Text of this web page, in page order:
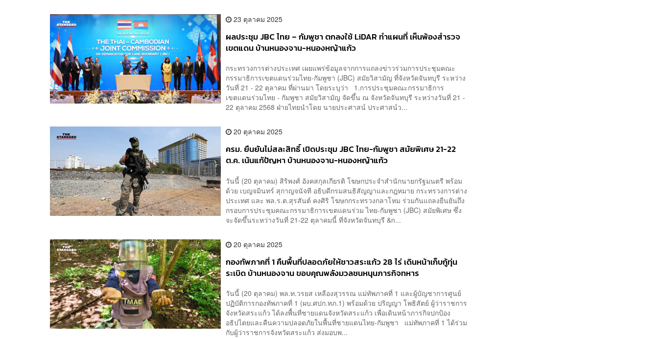
23 ตุลาคม 2025
ผลประชุม JBC ไทย – กัมพูชา ตกลงใช้ LiDAR ทำแผนที่ เห็นพ้องสำรวจ
เขตแดน บ้านหนองจาน-หนองหญ้าแก้ว
กระทรวงการต่างประเทศ เผยแพร่ข้อมูลจากการแถลงข่าวร่วมการประชุมคณะ
กรรมาธิการเขตแดนร่วมไทย-กัมพูชา (JBC) สมัยวิสามัญ ที่จังหวัดจันทบุรี ระหว่าง
วันที่ 21 - 22 ตุลาคม ที่ผ่านมา โดยระบุว่า 1.การประชุมคณะกรรมาธิการ
เขตแดนร่วมไทย - กัมพูชา สมัยวิสามัญ จัดขึ้น ณ จังหวัดจันทบุรี ระหว่างวันที่ 21 -
22 ตุลาคม 2568 ฝ่ายไทยนำโดย นายประศาสน์ ประศาสน์ว...
20 ตุลาคม 2025
ครม. ยืนยันไม่สละสิทธิ์ เปิดประชุม JBC ไทย-กัมพูชา สมัยพิเศษ 21-22
ต.ค. เน้นแก้ปัญหา บ้านหนองจาน-หนองหญ้าแก้ว
วันนี้ (20 ตุลาคม) สิริพงศ์ อังคสกุลเกียรติ โฆษกประจำสำนักนายกรัฐมนตรี พร้อม
ด้วย เบญจมินทร์ สุกาญจนัจที อธิบดีกรมสนธิสัญญาและกฎหมาย กระทรวงการต่าง
ประเทศ และ พล.ร.ต.สุรสันต์ คงศิริ โฆษกกระทรวงกลาโหม ร่วมกันแถลงยืนยันถึง
กรอบการประชุมคณะกรรมาธิการเขตแดนร่วม ไทย-กัมพูชา (JBC) สมัยพิเศษ ซึ่ง
จะจัดขึ้นระหว่างวันที่ 21-22 ตุลาคมนี้ ที่จังหวัดจันทบุรี &n...
20 ตุลาคม 2025
กองทัพภาคที่ 1 คืนพื้นที่ปลอดภัยให้ชาวสระแก้ว 28 ไร่ เดินหน้าเก็บกู้ทุ่น
ระเบิด บ้านหนองจาน ขอบคุณพลังมวลชนหนุนภารกิจทหาร
วันนี้ (20 ตุลาคม) พล.ท.วรยส เหลืองสุวรรณ แม่ทัพภาคที่ 1 และผู้บัญชาการศูนย์
ปฏิบัติการกองทัพภาคที่ 1 (ผบ.ศปก.ทภ.1) พร้อมด้วย ปริญญา โพธิสัตย์ ผู้ว่าราชการ
จังหวัดสระแก้ว ได้ลงพื้นที่ชายแดนจังหวัดสระแก้ว เพื่อเดินหน้าภารกิจปกป้อง
อธิปไตยและคืนความปลอดภัยในพื้นที่ชายแดนไทย-กัมพูชา แม่ทัพภาคที่ 1 ได้ร่วม
กับผู้ว่าราชการจังหวัดสระแก้ว ส่งมอบพ...